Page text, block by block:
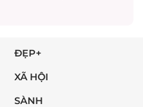
ĐẸP+
XÃ HỘI
SÀNH